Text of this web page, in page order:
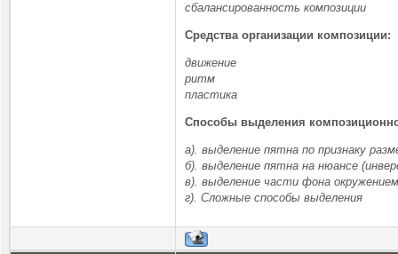
сбалансированность композиции
Средства организации композиции:
движение
ритм
пластика
Способы выделения
а). выделение пятна по признаку
б). выделение пятна на нюансе
в). выделение части фона окружением
г). Сложные способы выделения